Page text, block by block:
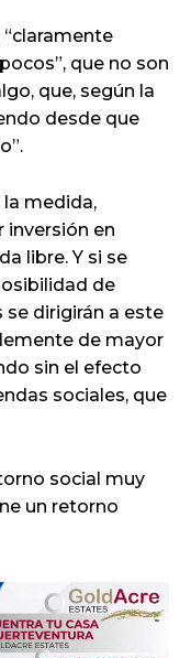
que no son
que, según la
desde que
la medida,
inversión en
libre. Y si se
de
se dirigirán a este
de mayor
sin el efecto
sociales, que
social muy
un retorno